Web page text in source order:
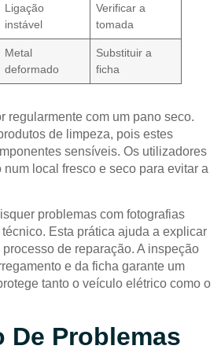
Ligação
instável
Verificar a
tomada
Metal
deformado
Substituir a
ficha
regularmente com um pano seco.
de limpeza, pois estes
sensíveis. Os utilizadores
local fresco e seco para evitar a
problemas com fotografias
Esta prática ajuda a explicar
de reparação. A inspeção
e da ficha garante um
tanto o veículo elétrico como o
De Problemas